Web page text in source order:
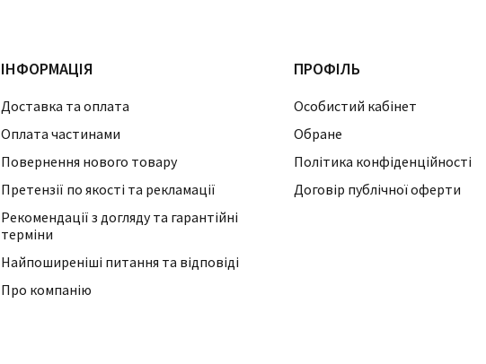
ІНФОРМАЦІЯ
Доставка та оплата
Оплата частинами
Повернення нового товару
Претензії по якості та рекламації
Рекомендації з догляду та гарантійні
терміни
Найпоширеніші питання та відповіді
Про компанію
ПРОФІЛЬ
Особистий кабінет
Обране
Політика конфіденційності
Договір публічної оферти